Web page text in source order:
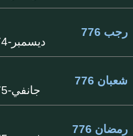
رجب 776
ديسمبر-1374
شعبان 776
جانفي-1375
رمضان 776